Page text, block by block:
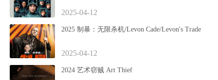
2025-04-12
2025 制暴：无限杀机/Levon Cade/Levon's Trade
2025-04-12
2024 艺术窃贼 Art Thief